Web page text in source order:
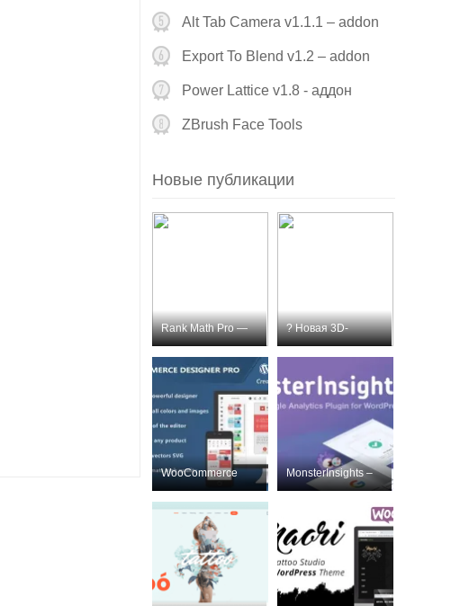
Assets (Blend
Alt Tab Camera v1.1.1 – addon
Blender
Export To Blend v1.2 – addon
Blender
Power Lattice v1.8 - аддон
Blender
ZBrush Face Tools
Новые публикации
Rank Math Pro —
премиум SEO-пл
? Новая 3D-
модель для пе
WooCommerce
Designer Pro
Nulled
MonsterInsights –
Лучший плаг